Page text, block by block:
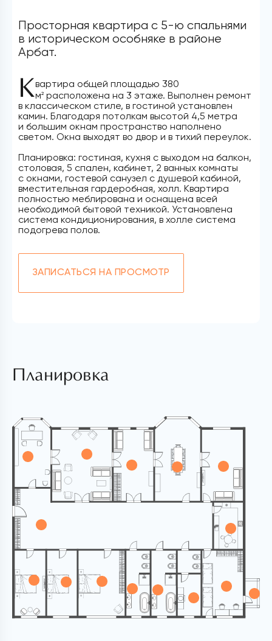
Просторная квартира с 5-ю спальнями
в историческом особняке в районе
Арбат.
Квартира общей площадью 380
м2 расположена на 3 этаже. Выполнен ремонт
в классическом стиле, в гостиной установлен
камин. Благодаря потолкам высотой 4,5 метра
и большим окнам пространство наполнено
светом. Окна выходят во двор и в тихий переулок.
Планировка: гостиная, кухня с выходом на балкон,
столовая, 5 спален, кабинет, 2 ванных комнаты
с окнами, гостевой санузел с душевой кабиной,
вместительная гардеробная, холл. Квартира
полностью меблирована и оснащена всей
необходимой бытовой техникой. Установлена
система кондиционирования, в холле система
подогрева полов.
ЗАПИСАТЬСЯ НА ПРОСМОТР
Планировка